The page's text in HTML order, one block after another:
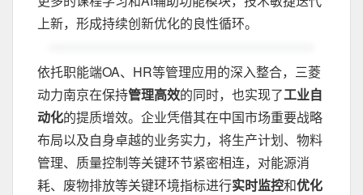
上新，形成持续创新优化的良性循环。
依托职能端OA、HR等管理应用的深入整合，三菱
动力南京在保持管理高效的同时，也实现了工业自
动化的提质增效。企业凭借其在中国市场重要战略
布局以及自身卓越的业务实力，将生产计划、物料
管理、质量控制等关键环节紧密相连，对能源消
耗、废物排放等关键环境指标进行实时监控和优化